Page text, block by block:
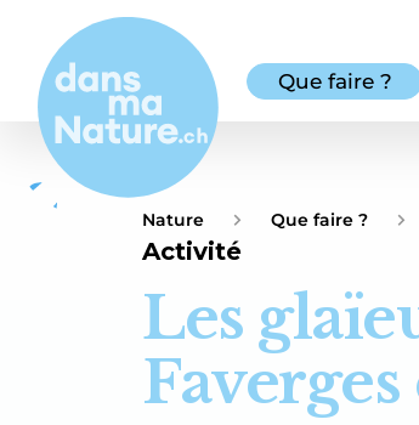
Que faire ?
Nature Que faire ?
Activité
Les